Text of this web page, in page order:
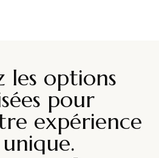
les options
pour
expérience